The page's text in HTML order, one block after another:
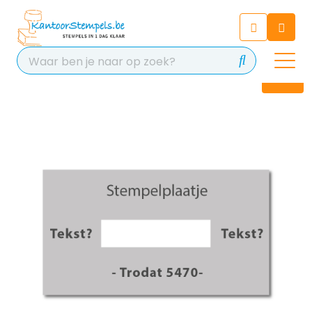
Chat 24/7 met onze chatbot
voor hulp
Contact